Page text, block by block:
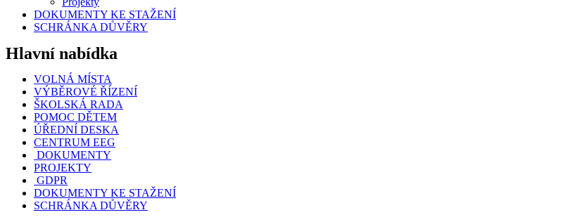
DOKUMENTY KE STAŽENÍ
SCHRÁNKA DŮVĚRY
Hlavní nabídka
VOLNÁ MÍSTA
VÝBĚROVÉ ŘÍZENÍ
ŠKOLSKÁ RADA
POMOC DĚTEM
ÚŘEDNÍ DESKA
CENTRUM EEG
DOKUMENTY
PROJEKTY
GDPR
DOKUMENTY KE STAŽENÍ
SCHRÁNKA DŮVĚRY